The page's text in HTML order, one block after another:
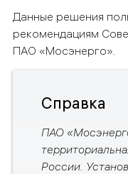
Данные решения
рекомендациям
ПАО «Мосэнерго».
Справка
ПАО
России.